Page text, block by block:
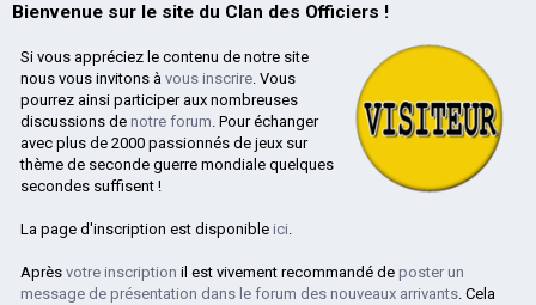
Bienvenue sur le site du Clan des Officiers !
Si vous appréciez le contenu de notre site
nous vous invitons à vous inscrire. Vous
pourrez ainsi participer aux nombreuses
discussions de notre forum. Pour échanger
avec plus de 2000 passionnés de jeux sur
thème de seconde guerre mondiale quelques
secondes suffisent !
La page d'inscription est disponible ici.
Après votre inscription il est vivement recommandé de poster un
message de présentation dans le forum des nouveaux arrivants. Cela